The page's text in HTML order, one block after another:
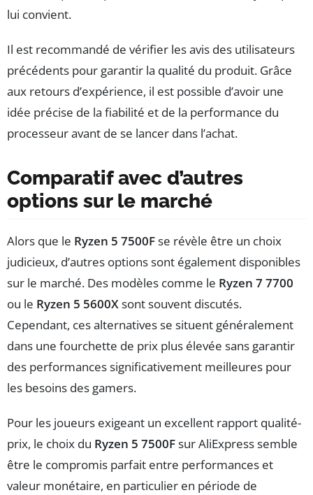
lui convient.
Il est recommandé de vérifier les avis des utilisateurs
précédents pour garantir la qualité du produit. Grâce
aux retours d’expérience, il est possible d’avoir une
idée précise de la fiabilité et de la performance du
processeur avant de se lancer dans l’achat.
Comparatif avec d’autres
options sur le marché
Alors que le Ryzen 5 7500Fse révèle être un choix
judicieux, d’autres options sont également disponibles
sur le marché. Des modèles comme le Ryzen 7 7700
ou le Ryzen 5 5600Xsont souvent discutés.
Cependant, ces alternatives se situent généralement
dans une fourchette de prix plus élevée sans garantir
des performances significativement meilleures pour
les besoins des gamers.
Pour les joueurs exigeant un excellent rapport qualité-
prix, le choix du Ryzen 5 7500Fsur AliExpress semble
être le compromis parfait entre performances et
valeur monétaire, en particulier en période de